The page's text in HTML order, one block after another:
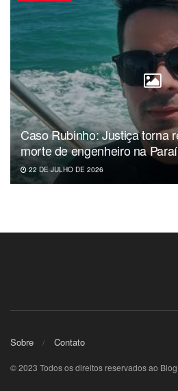
Caso Rubinho: Justiça torna
morte de engenheiro na
22 DE JULHO DE 2026
Sobre Contato
© 2023 Todos os direitos reservados ao